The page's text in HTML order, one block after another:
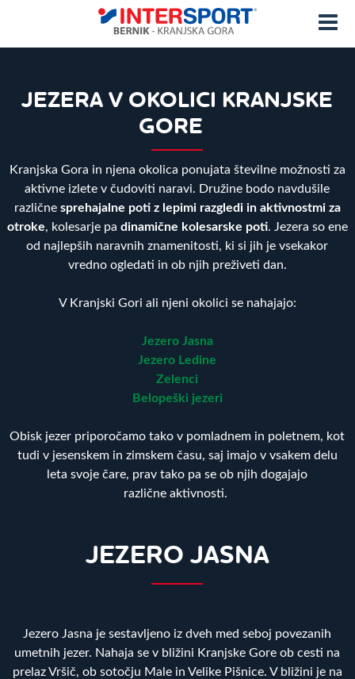
JEZERA V OKOLICI KRANJSKE
GORE
Kranjska Gora in njena okolica ponujata številne možnosti za
aktivne izlete v čudoviti naravi. Družine bodo navdušile
različne sprehajalne poti z lepimi razgledi in aktivnostmi za
otroke, kolesarje pa dinamične kolesarske poti. Jezera so ene
od najlepših naravnih znamenitosti, ki si jih je vsekakor
vredno ogledati in ob njih preživeti dan.
V Kranjski Gori ali njeni okolici se nahajajo:
Jezero Jasna
Jezero Ledine
Zelenci
Belopeški jezeri
Obisk jezer priporočamo tako v pomladnem in poletnem, kot
tudi v jesenskem in zimskem času, saj imajo v vsakem delu
leta svoje čare, prav tako pa se ob njih dogajajo
različne aktivnosti.
JEZERO JASNA
Jezero Jasna je sestavljeno iz dveh med seboj povezanih
umetnih jezer. Nahaja se v bližini Kranjske Gore ob cesti na
prelaz Vršič, ob sotočju Male in Velike Pišnice. V bližini je na